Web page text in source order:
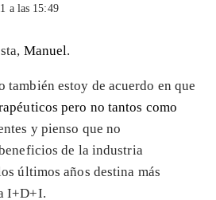
a las 15:49
Manuel.
también estoy de acuerdo en que
pero no tantos como
y pienso que no
de la industria
últimos años destina más
I+D+I.